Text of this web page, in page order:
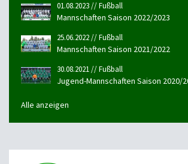
01.08.2023 // Fußball
Mannschaften Saison 2022/2023
25.06.2022 // Fußball
Mannschaften Saison 2021/2022
30.08.2021 // Fußball
Jugend-Mannschaften Saison 2020/
Alle anzeigen